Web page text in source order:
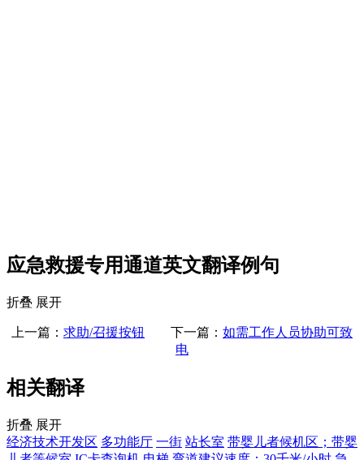
应急救援专用通道英文翻译例句
折叠 展开
上一篇： 求助/召援按钮 下一篇： 如需工作人员协助可致
电
相关翻译
折叠 展开
经济技术开发区 多功能厅 一街 站长室 带婴儿者候机区；带婴